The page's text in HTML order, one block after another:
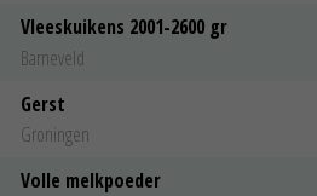
Vleeskuikens 2001-2600 gr
Barneveld
Gerst
Groningen
Volle melkpoeder